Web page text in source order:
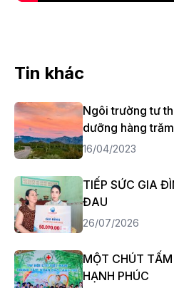
Tin khác
Ngôi trường tư
dưỡng hàng
16/04/2023
TIẾP SỨC GIA
ĐAU
26/07/2026
MỘT CHÚT
HẠNH PHÚC